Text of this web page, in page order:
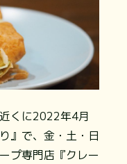
くに2022年4月
』で、金・土・日
プ専門店『クレー